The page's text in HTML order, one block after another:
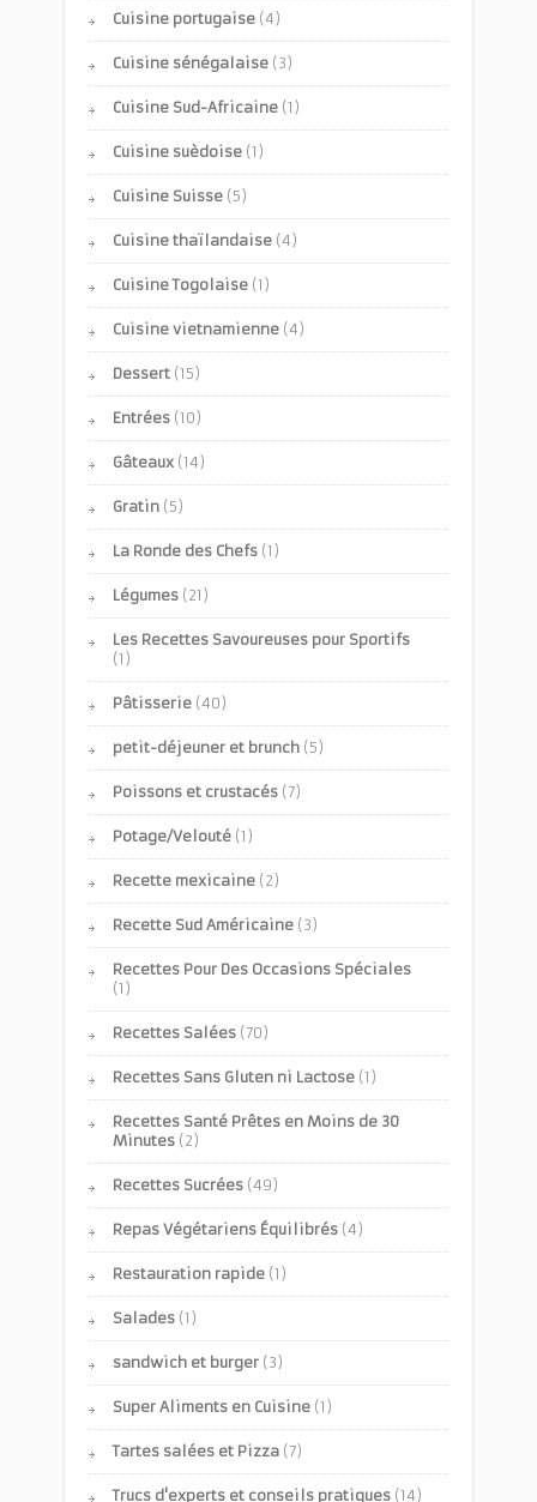
Cuisine portugaise (4)
Cuisine sénégalaise (3)
Cuisine Sud-Africaine (1)
Cuisine suèdoise (1)
Cuisine Suisse (5)
Cuisine thaïlandaise (4)
Cuisine Togolaise (1)
Cuisine vietnamienne (4)
Dessert (15)
Entrées (10)
Gâteaux (14)
Gratin (5)
La Ronde des Chefs (1)
Légumes (21)
Les Recettes Savoureuses pour Sportifs
(1)
Pâtisserie (40)
petit-déjeuner et brunch (5)
Poissons et crustacés (7)
Potage/Velouté (1)
Recette mexicaine (2)
Recette Sud Américaine (3)
Recettes Pour Des Occasions Spéciales
(1)
Recettes Salées (70)
Recettes Sans Gluten ni Lactose (1)
Recettes Santé Prêtes en Moins de 30
Minutes (2)
Recettes Sucrées (49)
Repas Végétariens Équilibrés (4)
Restauration rapide (1)
Salades (1)
sandwich et burger (3)
Super Aliments en Cuisine (1)
Tartes salées et Pizza (7)
Trucs d'experts et conseils pratiques (14)